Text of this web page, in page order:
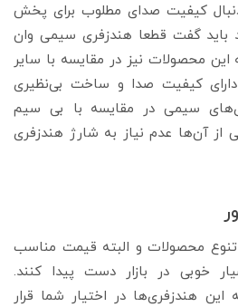
دنبال کیفیت صدای مطلوب برای پخش
باید گفت قطعا هندزفری سیمی وان
این محصولات نیز در مقایسه با سایر
دارای کیفیت صدا و ساخت بی‌نظیری
سیمی در مقایسه با بی سیم
از آن‌ها عدم نیاز به شارژ هندزفری
تنوع محصولات و البته قیمت مناسب
خوبی در بازار دست پیدا کنند.
این هندزفری‌ها در اختیار شما قرار